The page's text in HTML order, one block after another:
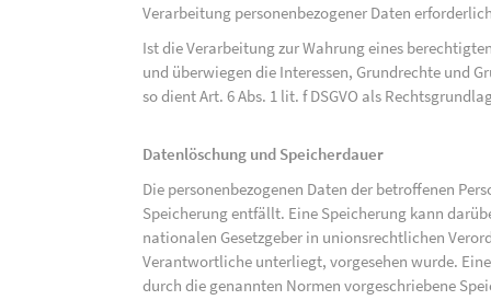
Verarbeitung personenbezogener Daten
Ist die Verarbeitung zur Wahrung eines
und überwiegen die Interessen, Grundrechte und
so dient Art. 6 Abs. 1 lit. f DSGVO als
Datenlöschung und Speicherdauer
Die personenbezogenen Daten der betroffenen
Speicherung entfällt. Eine Speicherung kann
nationalen Gesetzgeber in unionsrechtlichen
Verantwortliche unterliegt, vorgesehen wurde.
durch die genannten Normen vorgeschriebene